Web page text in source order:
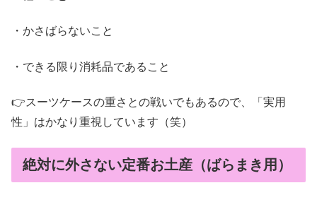
・かさばらないこと
・できる限り消耗品であること
👉スーツケースの重さとの戦いでもあるので、「実用
性」はかなり重視しています（笑）
絶対に外さない定番お土産（ばらまき用）